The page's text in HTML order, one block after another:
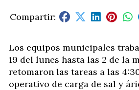
Los equipos municipales
19 del lunes hasta las 2 de la
retomaron las tareas a las
operativo de carga de sal y